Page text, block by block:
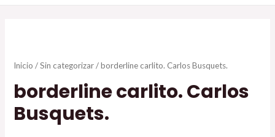
Inicio /Sin categorizar/ borderline carlito. Carlos Busquets.
borderline carlito. Carlos
Busquets.